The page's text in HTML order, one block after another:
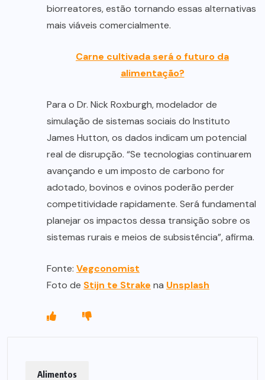
biorreatores, estão tornando essas alternativas
mais viáveis comercialmente.
Carne cultivada será o futuro da
alimentação?
Para o Dr. Nick Roxburgh, modelador de
simulação de sistemas sociais do Instituto
James Hutton, os dados indicam um potencial
real de disrupção. “Se tecnologias continuarem
avançando e um imposto de carbono for
adotado, bovinos e ovinos poderão perder
competitividade rapidamente. Será fundamental
planejar os impactos dessa transição sobre os
sistemas rurais e meios de subsistência”, afirma.
Fonte: Vegconomist
Foto de Stijn te Strake na Unsplash
Alimentos